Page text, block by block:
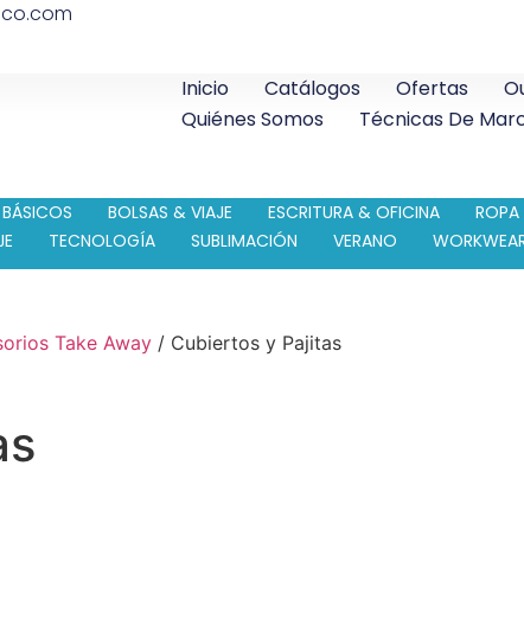
Inicio Catálogos Ofertas
Quiénes Somos
Técnicas De
BÁSICOS BOLSAS & VIAJE ESCRITURA & OFICINA ROPA
TECNOLOGÍA SUBLIMACIÓN VERANO
Take Away / Cubiertos y Pajitas